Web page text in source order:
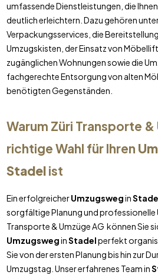
umfassende Dienstleistungen, die
deutlich erleichtern. Dazu gehören
Verpackungsservices, die
Umzugskisten, der Einsatz von
zugänglichen Wohnungen sowie die
fachgerechte Entsorgung von alten
benötigten Gegenständen.
Warum Züri Transporte &
richtige Wahl für Ihren
Stadelist
Ein erfolgreicherUmzugswegin
sorgfältige Planung und professionelle
Transporte & Umzüge AG können Sie
UmzugsweginStadelperfekt
Sie von der ersten Planung bis hin zur
Umzugstag. Unser erfahrenes Team in